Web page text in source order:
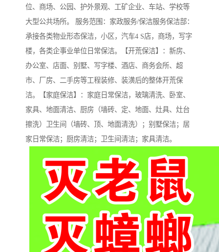
位、商场、公园、护外景观、工矿企业、车站、学校等
大型公共场所。 服务范围：家政服务/保洁服务保洁部：
承接各类物业形态保洁，小区，汽车4 S店，商场，写字
楼，各类企事业单位日常保洁。【开荒保洁】：新房、
办公室、店面、别墅、写字楼、酒店、商务会所、超
市、厂房、二手房等工程装修、装潢后的整体开荒保
洁。【家庭保洁】：家庭日常保洁，玻璃清洗、卧室、
家具、地面清洁、厨房（墙砖、定、地面、灶具、灶台
擦洗）卫生间（墙砖、顶、地面清洗）；别墅保洁；居
家日常保洁；厨房清洁；卫生间清洁；家具清洁。